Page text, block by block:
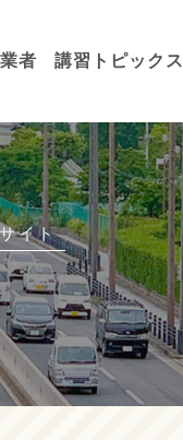
者 講習トピックス
イト